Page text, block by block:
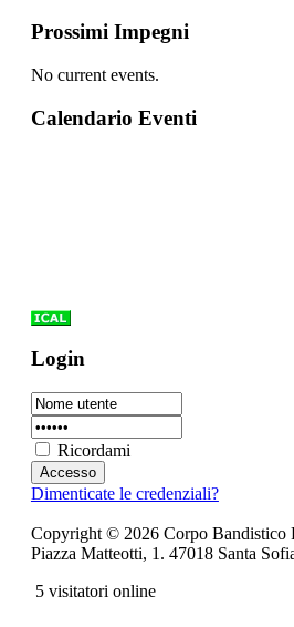
Prossimi Impegni
No current events.
Calendario Eventi
Login
Ricordami
Dimenticate le credenziali?
Copyright © 2026 Corpo Bandistico
Piazza Matteotti, 1. 47018 Santa
5 visitatori online